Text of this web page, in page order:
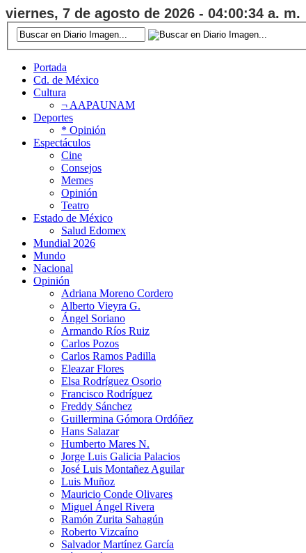
viernes, 7 de agosto de 2026 - 04:00:34 a. m.
Portada
Cd. de México
Cultura
¬ AAPAUNAM
Deportes
* Opinión
Espectáculos
Cine
Consejos
Memes
Opinión
Teatro
Estado de México
Salud Edomex
Mundial 2026
Mundo
Nacional
Opinión
Adriana Moreno Cordero
Alberto Vieyra G.
Ángel Soriano
Armando Ríos Ruiz
Carlos Pozos
Carlos Ramos Padilla
Eleazar Flores
Elsa Rodríguez Osorio
Francisco Rodríguez
Freddy Sánchez
Guillermina Gómora Ordóñez
Hans Salazar
Humberto Mares N.
Jorge Luis Galicia Palacios
José Luis Montañez Aguilar
Luis Muñoz
Mauricio Conde Olivares
Miguel Ángel Rivera
Ramón Zurita Sahagún
Roberto Vizcaíno
Salvador Martínez García